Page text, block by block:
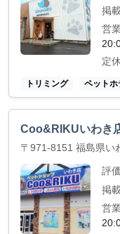
掲載
営
定
トリミング ペットホ
Coo&RIKUいわき
〒971-8151 福島県い
評価
掲載
営